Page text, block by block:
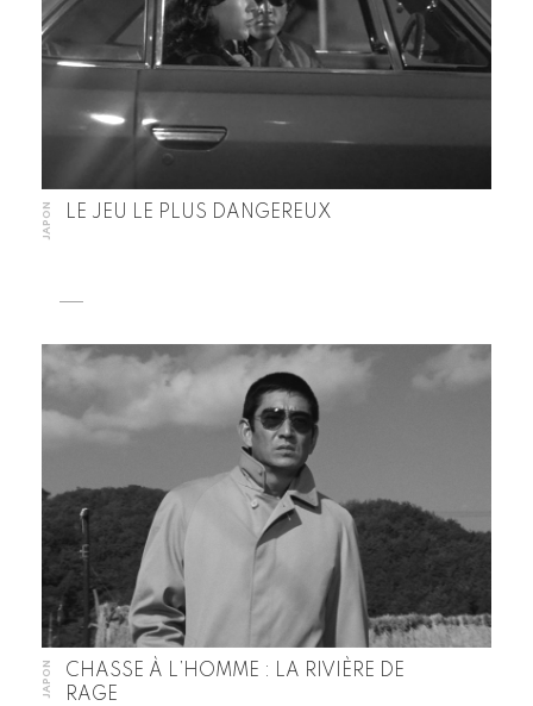
JAPON LE JEU LE PLUS DANGEREUX
JAPON
CHASSE À L’HOMME : LA RIVIÈRE DE
RAGE